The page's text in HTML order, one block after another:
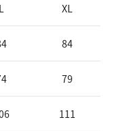
L XL
84
79
111